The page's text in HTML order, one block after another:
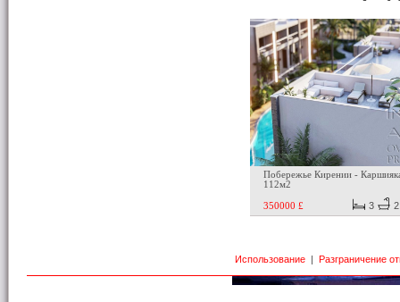
Побережье Кирении -
112м2
350000 £
3
Использование | Разграничение